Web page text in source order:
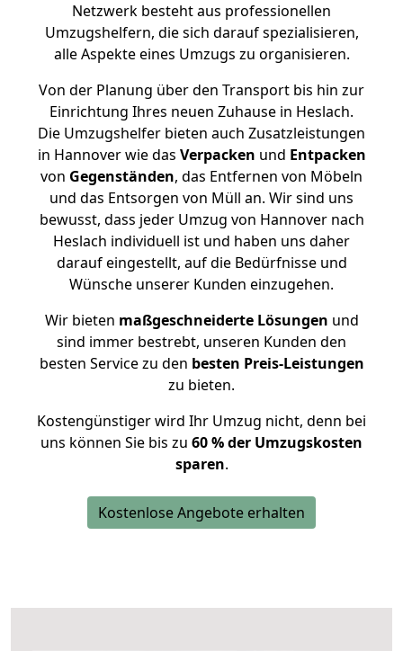
Netzwerk besteht aus professionellen
Umzugshelfern, die sich darauf spezialisieren,
alle Aspekte eines Umzugs zu organisieren.
Von der Planung über den Transport bis hin zur
Einrichtung Ihres neuen Zuhause in Heslach.
Die Umzugshelfer bieten auch Zusatzleistungen
in Hannover wie das Verpacken und Entpacken
von Gegenständen, das Entfernen von Möbeln
und das Entsorgen von Müll an. Wir sind uns
bewusst, dass jeder Umzug von Hannover nach
Heslach individuell ist und haben uns daher
darauf eingestellt, auf die Bedürfnisse und
Wünsche unserer Kunden einzugehen.
Wir bieten maßgeschneiderte Lösungen und
sind immer bestrebt, unseren Kunden den
besten Service zu den besten Preis-Leistungen
zu bieten.
Kostengünstiger wird Ihr Umzug nicht, denn bei
uns können Sie bis zu 60 % der Umzugskosten
sparen.
Kostenlose Angebote erhalten